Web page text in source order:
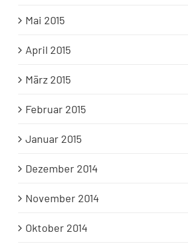
Mai 2015
April 2015
März 2015
Februar 2015
Januar 2015
Dezember 2014
November 2014
Oktober 2014